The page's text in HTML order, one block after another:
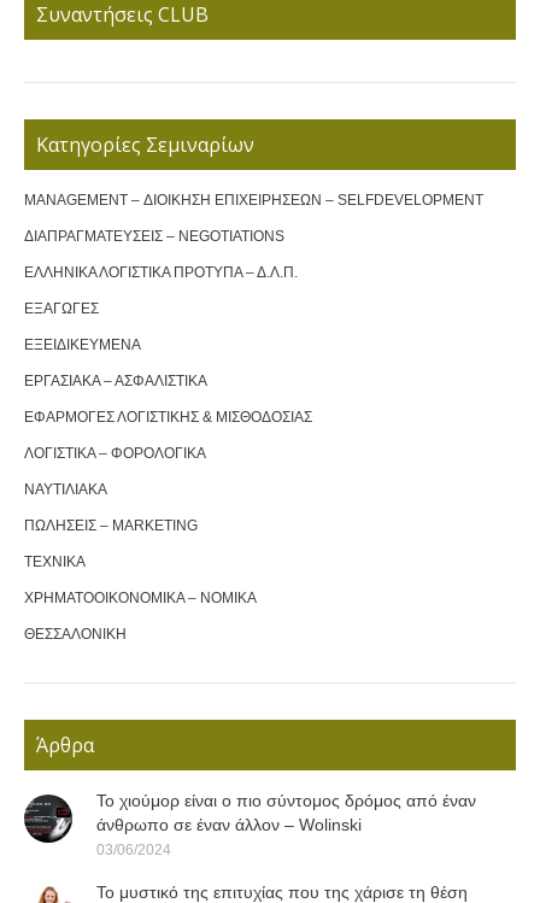
Συναντήσεις CLUB
Κατηγορίες Σεμιναρίων
MANAGEMENT – ΔΙΟΙΚΗΣΗ ΕΠΙΧΕΙΡΗΣΕΩΝ – SELFDEVELOPMENT
ΔΙΑΠΡΑΓΜΑΤΕΥΣΕΙΣ – NEGOTIATIONS
ΕΛΛΗΝΙΚΑ ΛΟΓΙΣΤΙΚΑ ΠΡΟΤΥΠΑ – Δ.Λ.Π.
ΕΞΑΓΩΓΕΣ
ΕΞΕΙΔΙΚΕΥΜΕΝΑ
ΕΡΓΑΣΙΑΚΑ – ΑΣΦΑΛΙΣΤΙΚΑ
ΕΦΑΡΜΟΓΕΣ ΛΟΓΙΣΤΙΚΗΣ & ΜΙΣΘΟΔΟΣΙΑΣ
ΛΟΓΙΣΤΙΚΑ – ΦΟΡΟΛΟΓΙΚΑ
ΝΑΥΤΙΛΙΑΚΑ
ΠΩΛΗΣΕΙΣ – MARKETING
ΤΕΧΝΙΚΑ
ΧΡΗΜΑΤΟΟΙΚΟΝΟΜΙΚΑ – ΝΟΜΙΚΑ
ΘΕΣΣΑΛΟΝΙΚΗ
Άρθρα
Το χιούμορ είναι ο πιο σύντομος δρόμος από έναν
άνθρωπο σε έναν άλλον – Wolinski
03/06/2024
Το μυστικό της επιτυχίας που της χάρισε τη θέση